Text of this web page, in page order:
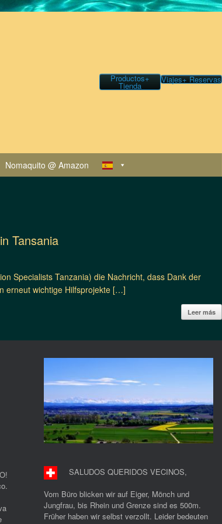
Productos+
Tienda
Viajes+ Reservas
Nomaquito @ Amazon
Tansania
Specialists Tanzania) die Nachricht, dass Dank der
erneut wichtige Hilfsprojekte […]
Leer más
SALUDOS QUERIDOS VECINOS,
Vom Büro blicken wir auf Eiger, Mönch und
Jungfrau, bis Rhein und Grenze sind es 500m.
Früher haben wir selbst verzollt. Leider bedeuten